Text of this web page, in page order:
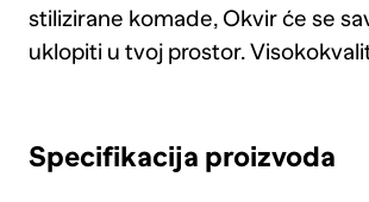
stilizirane komade, Okvir će se
uklopiti u tvoj prostor.
Specifikacija proizvoda